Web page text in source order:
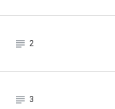
subject_black
2
subject_black
3